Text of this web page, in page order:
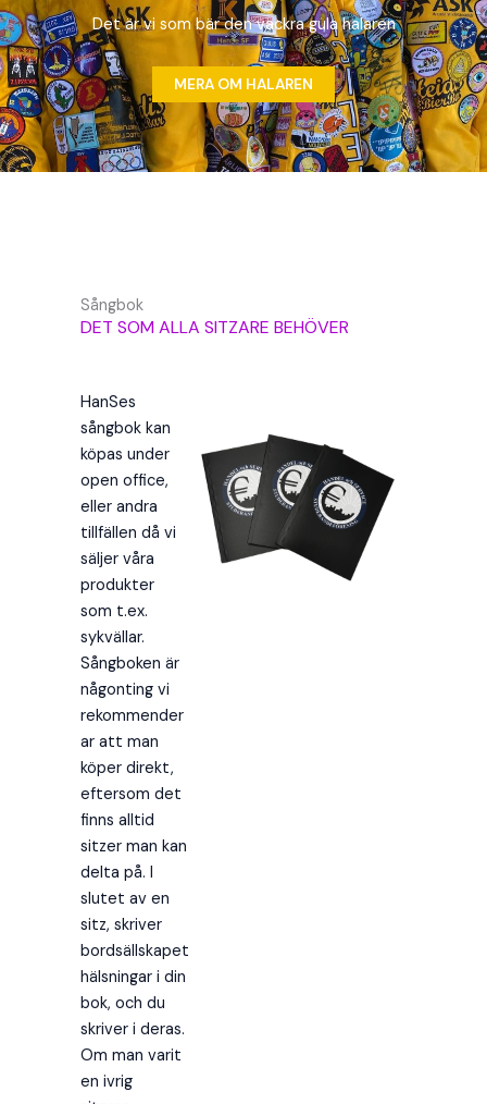
Det är vi som bär den vackra gula halaren
MERA OM HALAREN
Sångbok
DET SOM ALLA SITZARE BEHÖVER
HanSes
sångbok kan
köpas under
open office,
eller andra
tillfällen då vi
säljer våra
produkter
som t.ex.
sykvällar.
Sångboken är
någonting vi
rekommender
ar att man
köper direkt,
eftersom det
finns alltid
sitzer man kan
delta på. I
slutet av en
sitz, skriver
bordsällskapet
hälsningar i din
bok, och du
skriver i deras.
Om man varit
en ivrig